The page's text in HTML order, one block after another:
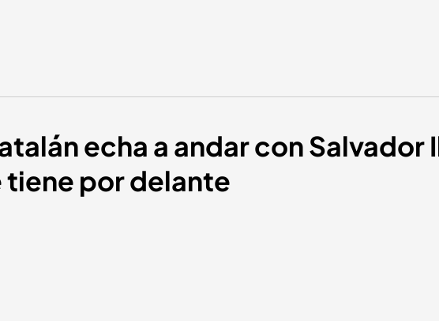
echa a andar con Salvador
por delante